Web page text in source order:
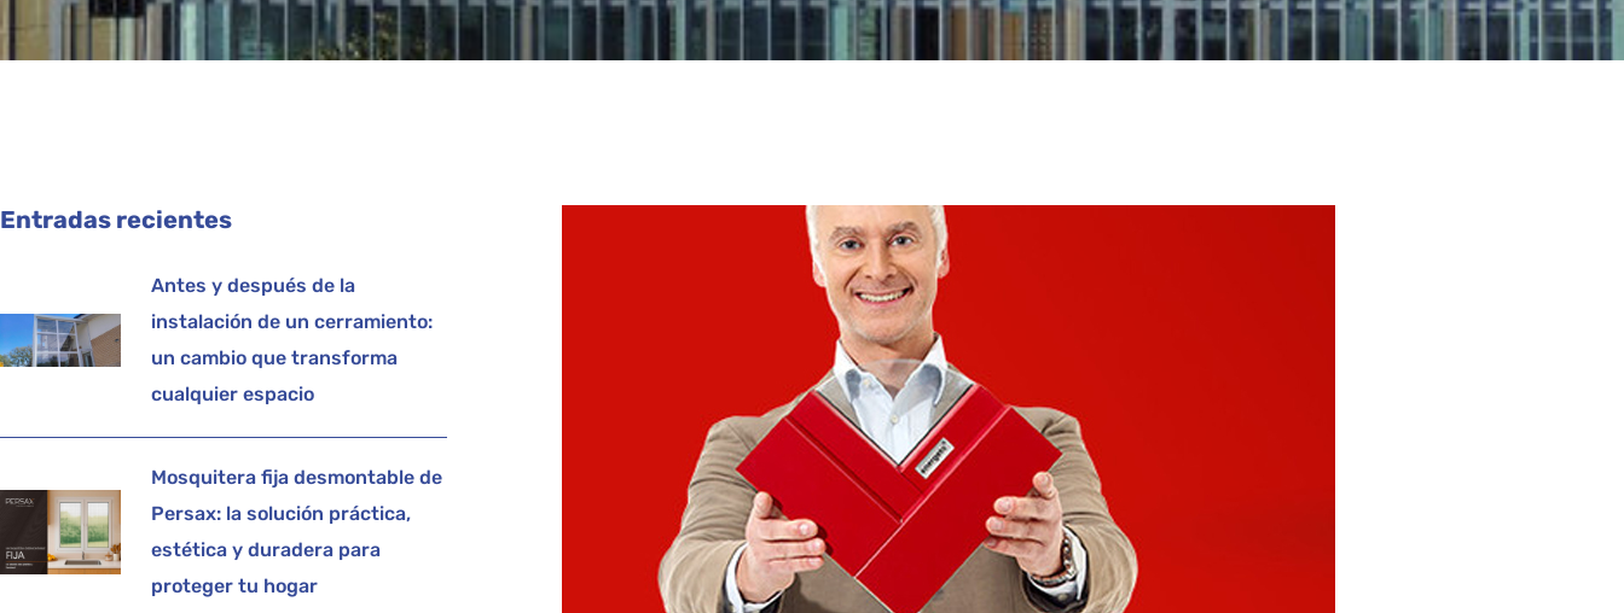
Entradas recientes
Antes y después de la
instalación de un cerramiento:
un cambio que transforma
cualquier espacio
Mosquitera fija desmontable de
Persax: la solución práctica,
estética y duradera para
proteger tu hogar